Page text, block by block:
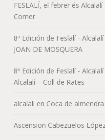
FESLALÍ, el febrer és
Comer
8ª Edición de Feslalí -
JOAN DE MOSQUERA
8ª Edición de Feslalí -
Alcalalí – Coll de Rates
alcalali en Coca de almendra
Ascension Cabezuelos